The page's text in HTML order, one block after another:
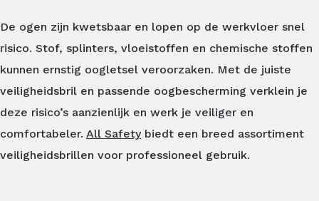
De ogen zijn kwetsbaar en lopen op de werkvloer snel
risico. Stof, splinters, vloeistoffen en chemische stoffen
kunnen ernstig oogletsel veroorzaken. Met de juiste
veiligheidsbril en passende oogbescherming verklein je
deze risico’s aanzienlijk en werk je veiliger en
comfortabeler. All Safetybiedt een breed assortiment
veiligheidsbrillen voor professioneel gebruik.